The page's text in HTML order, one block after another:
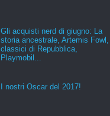
Gli acquisti nerd di giugno: La
storia ancestrale, Artemis Fowl, I
classici di Repubblica,
Playmobil...
I nostri Oscar del 2017!